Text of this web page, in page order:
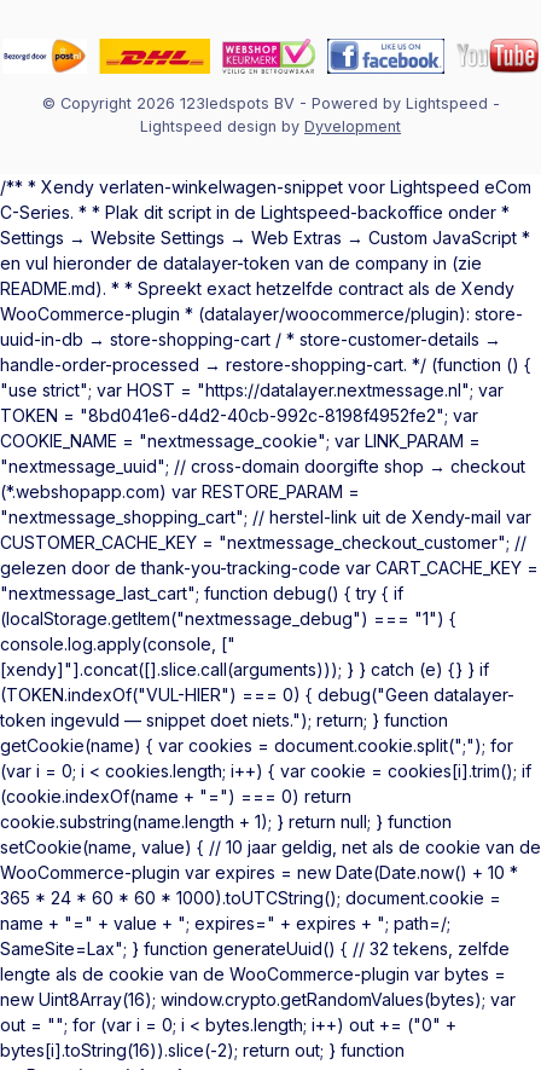
© Copyright 2026 123ledspots BV- Powered by Lightspeed -
Lightspeed design by Dyvelopment
/** * Xendy verlaten-winkelwagen-snippet voor Lightspeed eCom
C-Series. * * Plak dit script in de Lightspeed-backoffice onder *
Settings → Website Settings → Web Extras → Custom JavaScript *
en vul hieronder de datalayer-token van de company in (zie
README.md). * * Spreekt exact hetzelfde contract als de Xendy
WooCommerce-plugin * (datalayer/woocommerce/plugin): store-
uuid-in-db → store-shopping-cart / * store-customer-details →
handle-order-processed → restore-shopping-cart. */ (function () {
"use strict"; var HOST = "https://datalayer.nextmessage.nl"; var
TOKEN = "8bd041e6-d4d2-40cb-992c-8198f4952fe2"; var
COOKIE_NAME = "nextmessage_cookie"; var LINK_PARAM =
"nextmessage_uuid"; // cross-domain doorgifte shop → checkout
(*.webshopapp.com) var RESTORE_PARAM =
"nextmessage_shopping_cart"; // herstel-link uit de Xendy-mail var
CUSTOMER_CACHE_KEY = "nextmessage_checkout_customer"; //
gelezen door de thank-you-tracking-code var CART_CACHE_KEY =
"nextmessage_last_cart"; function debug() { try { if
(localStorage.getItem("nextmessage_debug") === "1") {
console.log.apply(console, ["
[xendy]"].concat([].slice.call(arguments))); } } catch (e) {} } if
(TOKEN.indexOf("VUL-HIER") === 0) { debug("Geen datalayer-
token ingevuld — snippet doet niets."); return; } function
getCookie(name) { var cookies = document.cookie.split(";"); for
(var i = 0; i < cookies.length; i++) { var cookie = cookies[i].trim(); if
(cookie.indexOf(name + "=") === 0) return
cookie.substring(name.length + 1); } return null; } function
setCookie(name, value) { // 10 jaar geldig, net als de cookie van de
WooCommerce-plugin var expires = new Date(Date.now() + 10 *
365 * 24 * 60 * 60 * 1000).toUTCString(); document.cookie =
name + "=" + value + "; expires=" + expires + "; path=/;
SameSite=Lax"; } function generateUuid() { // 32 tekens, zelfde
lengte als de cookie van de WooCommerce-plugin var bytes =
new Uint8Array(16); window.crypto.getRandomValues(bytes); var
out = ""; for (var i = 0; i < bytes.length; i++) out += ("0" +
bytes[i].toString(16)).slice(-2); return out; } function